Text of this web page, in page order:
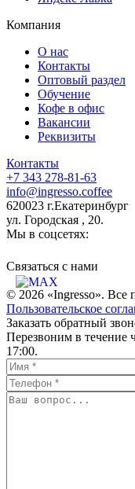
Компания
О нас
Контакты
Оптовый раздел
Обучение
Кофе в офис
Вакансии
Реквизиты
Контакты
+7 343 278-81-63
info@ingresso.coffee
620023 г.Екатеринбург
ул. Городская , 20.
Мы в соцсетях:
Связаться c нами
© 2026 «Ingresso». Все
Пользовательское
Заказать обратный
Перезвоним в течение
17:00.